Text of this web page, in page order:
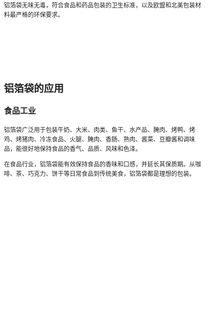
铝箔袋无味无毒，符合食品和药品包装的卫生标准，以及欧盟和北美包装材
料最严格的环保要求。
铝箔袋的应用
食品工业
铝箔袋广泛用于包装牛奶、大米、肉类、鱼干、水产品、腌肉、烤鸭、烤
鸡、烤猪肉、冷冻食品、火腿、腌肉、香肠、熟肉、酱菜、豆瓣酱和调味
品，能很好地保持食品的香气、品质、风味和色泽。
在食品行业，铝箔袋能有效保持食品的香味和口感，并延长其保质期。从咖
啡、茶、巧克力、饼干等日常食品到传统美食，铝箔袋都是理想的包装。